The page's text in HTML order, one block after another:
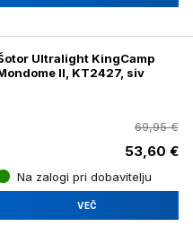
Ultralight KingCamp
II, KT2427, siv
69,95 €
53,60 €
Na zalogi pri dobavitelju
VEČ